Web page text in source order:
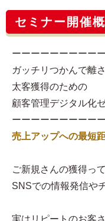
セミナー開催
ーーーーーーーーー
ガッチリつかんで離
太客獲得のための
顧客管理デジタル化
ーーーーーーーーー
売上アップへの最短
ご新規さんの獲得っ
SNSでの情報発信や
実はリピートのお客